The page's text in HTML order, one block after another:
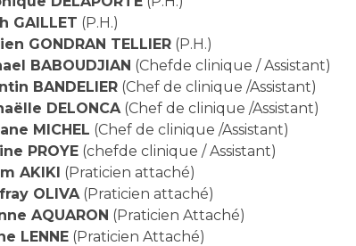
Maternité Hôpital Nord
Maladies Rares
Maladies Rares
GAILLET (P.H.)
GONDRAN TELLIER (P.H.)
BABOUDJIAN (Chefde clinique / Assistant)
BANDELIER (Chef de clinique /Assistant)
DELONCA(Chef de clinique /Assistant)
MICHEL (Chef de clinique /Assistant)
PROYE (chefde clinique / Assistant)
AKIKI (Praticien attaché)
OLIVA(Praticien attaché)
AQUARON (Praticien Attaché)
LENNE (Praticien Attaché)